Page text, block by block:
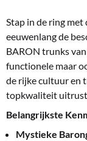
Stap in de ring met
eeuwenlang de
BARON trunks
functionele maar
de rijke cultuur en
topkwaliteit
Belangrijkste
Mystieke